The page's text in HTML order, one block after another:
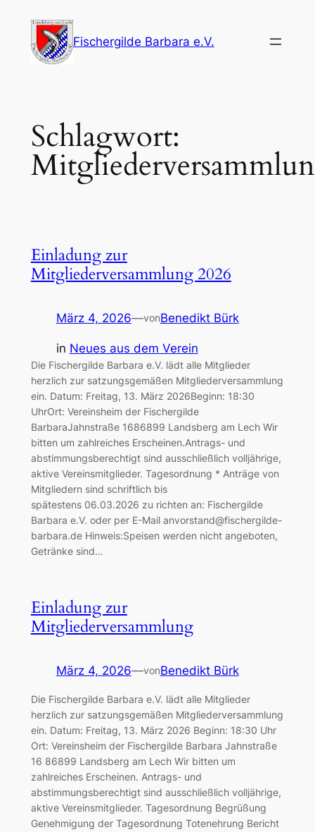
springen
Fischergilde Barbara e.V.
Schlagwort:
Einladung zur
Mitgliederversammlung 2026
März 4, 2026—vonBenedikt Bürk
in Neues aus dem Verein
Die Fischergilde Barbara e.V. lädt alle Mitglieder
herzlich zur satzungsgemäßen Mitgliederversammlung
ein. Datum: Freitag, 13. März 2026Beginn: 18:30
UhrOrt: Vereinsheim der Fischergilde
BarbaraJahnstraße 1686899 Landsberg am Lech Wir
bitten um zahlreiches Erscheinen.Antrags- und
abstimmungsberechtigt sind ausschließlich volljährige,
aktive Vereinsmitglieder. Tagesordnung * Anträge von
Mitgliedern sind schriftlich bis
spätestens 06.03.2026 zu richten an: Fischergilde
Barbara e.V. oder per E-Mail anvorstand@fischergilde-
barbara.de Hinweis:Speisen werden nicht angeboten,
Getränke sind…
Einladung zur
Mitgliederversammlung
März 4, 2026—vonBenedikt Bürk
Die Fischergilde Barbara e.V. lädt alle Mitglieder
herzlich zur satzungsgemäßen Mitgliederversammlung
ein. Datum: Freitag, 13. März 2026 Beginn: 18:30 Uhr
Ort: Vereinsheim der Fischergilde Barbara Jahnstraße
16 86899 Landsberg am Lech Wir bitten um
zahlreiches Erscheinen. Antrags- und
abstimmungsberechtigt sind ausschließlich volljährige,
aktive Vereinsmitglieder. Tagesordnung Begrüßung
Genehmigung der Tagesordnung Totenehrung Bericht